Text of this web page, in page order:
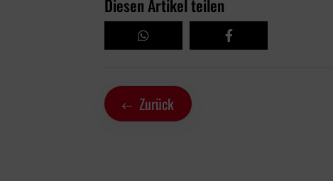
Diesen Artikel teilen
Zurück